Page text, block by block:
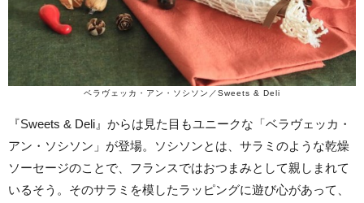
ベラヴェッカ・アン・ソシソン／Sweets & Deli
『Sweets & Deli』からは見た目もユニークな「ベラヴェッカ・
アン・ソシソン」が登場。ソシソンとは、サラミのような乾燥
ソーセージのことで、フランスではおつまみとして親しまれて
いるそう。そのサラミを模したラッピングに遊び心があって、